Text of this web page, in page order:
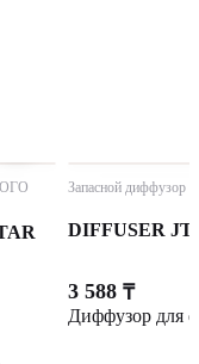
Запасной диффузор
DIFFUSER
3 588 ₸
Диффузор для